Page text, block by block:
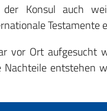
der Konsul auch
Testamente
vor Ort aufgesucht
entstehen